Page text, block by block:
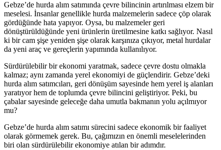
Gebze’de hurda alım satımında çevre bilincinin artırılması elzem bir
meselesi. İnsanlar genellikle hurda malzemelerin sadece çöp olarak
gördüğünde hata yapıyor. Oysa, bu malzemeler geri
dönüştürüldüğünde yeni ürünlerin üretilmesine katkı sağlıyor. Nasıl
ki bir cam şişe yeniden şişe olarak karşınıza çıkıyor, metal hurdalar
da yeni araç ve gereçlerin yapımında kullanılıyor.
Sürdürülebilir bir ekonomi yaratmak, sadece çevre dostu olmakla
kalmaz; aynı zamanda yerel ekonomiyi de güçlendirir. Gebze’deki
hurda alım satımcıları, geri dönüşüm sayesinde hem yerel iş alanları
yaratıyor hem de toplumda çevre bilincini geliştiriyor. Peki, bu
çabalar sayesinde geleceğe daha umutla bakmanın yolu açılmıyor
mu?
Gebze’de hurda alım satımı sürecini sadece ekonomik bir faaliyet
olarak görmemek gerek. Bu, çağımızın en önemli meselelerinden
biri olan sürdürülebilir ekonomiye atılan bir adımdır.